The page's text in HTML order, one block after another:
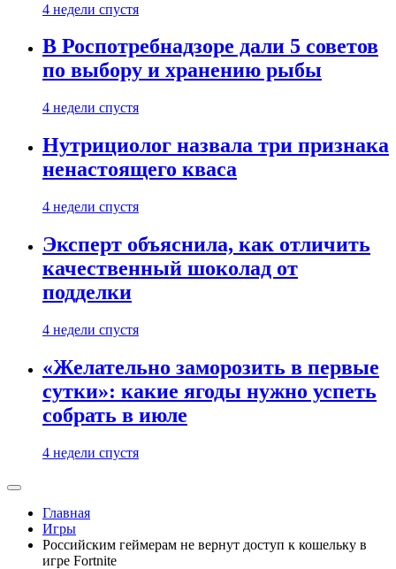
4 недели спустя
В Роспотребнадзоре дали 5 советов
по выбору и хранению рыбы
4 недели спустя
Нутрициолог назвала три признака
ненастоящего кваса
4 недели спустя
Эксперт объяснила, как отличить
качественный шоколад от
подделки
4 недели спустя
«Желательно заморозить в первые
сутки»: какие ягоды нужно успеть
собрать в июле
4 недели спустя
Главная
Игры
Российским геймерам не вернут доступ к кошельку в
игре Fortnite